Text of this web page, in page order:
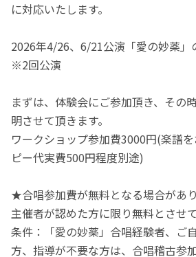
に対応いたします。
2026年4/26、6/21公演「愛の妙薬」
※2回公演
まずは、体験会にご参加頂き、その
明させて頂きます。
ワークショップ参加費3000円(楽譜
ピー代実費500円程度別途)
★合唱参加費が無料となる場合があり
主催者が認めた方に限り無料とさせて
条件：「愛の妙薬」合唱経験者、ご
方、指導が不要な方は、合唱稽古参